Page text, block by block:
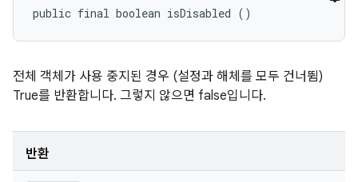
public final boolean isDisabled ()
전체 객체가 사용 중지된 경우 (설정과 해체를 모두 건너뜀)
True를 반환합니다. 그렇지 않으면 false입니다.
반환